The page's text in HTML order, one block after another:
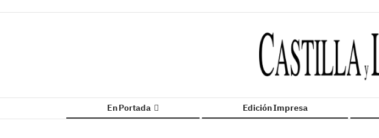
En Portada Edición Impresa